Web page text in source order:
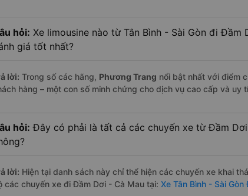
hỏi: Xe limousine nào từ Tân Bình - Sài Gòn đi Đầm
giá tốt nhất?
lời: Trong số các hãng, Phương Trang nổi bật nhất với điểm
hàng – một con số minh chứng cho dịch vụ cao cấp và uy
hỏi: Đây có phải là tất cả các chuyến xe từ Đầm
lời: Hiện tại danh sách này chỉ thể hiện các chuyến xe khai
các chuyến xe đi Đầm Dơi - Cà Mau tại: Xe Tân Bình - Sài